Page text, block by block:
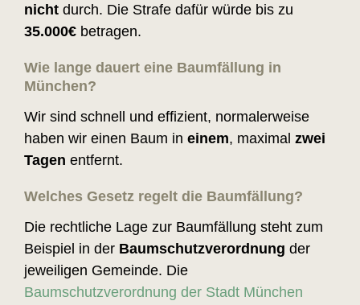
nicht durch. Die Strafe dafür würde bis zu
35.000€ betragen.
Wie lange dauert eine Baumfällung in
München?
Wir sind schnell und effizient, normalerweise
haben wir einen Baum in einem, maximal zwei
Tagen entfernt.
Welches Gesetz regelt die Baumfällung?
Die rechtliche Lage zur Baumfällung steht zum
Beispiel in der Baumschutzverordnung der
jeweiligen Gemeinde. Die
Baumschutzverordnung der Stadt München